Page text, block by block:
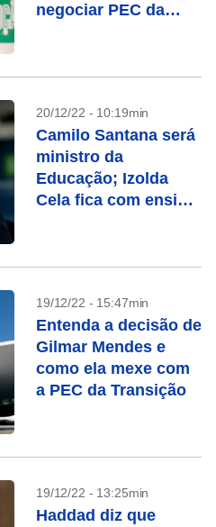
negociar PEC da
20/12/22 - 10:19min
Camilo Santana será
ministro da
Educação; Izolda
Cela fica com ensino
19/12/22 - 15:47min
Entenda a decisão de
Gilmar Mendes e
como ela mexe com
a PEC da Transição
19/12/22 - 13:25min
Haddad diz que